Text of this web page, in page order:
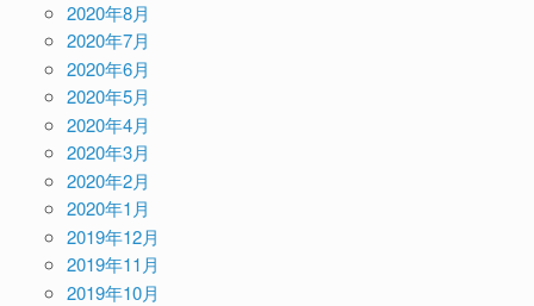
2020年8月
2020年7月
2020年6月
2020年5月
2020年4月
2020年3月
2020年2月
2020年1月
2019年12月
2019年11月
2019年10月